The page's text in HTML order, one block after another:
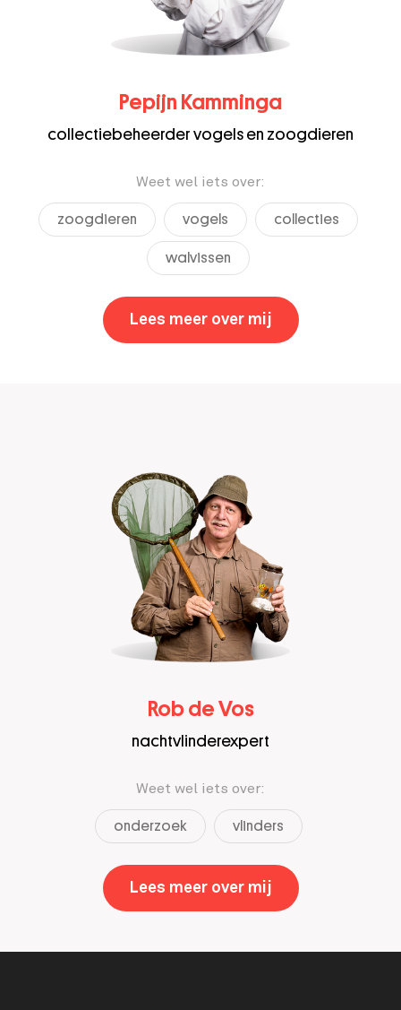
Pepijn Kamminga
collectiebeheerder vogels en zoogdieren
Weet wel iets over:
zoogdieren vogels collecties
walvissen
Lees meer over mij Pepijn
Rob de Vos
nachtvlinderexpert
Weet wel iets over:
onderzoek vlinders
Lees meer over mij Rob de Vos